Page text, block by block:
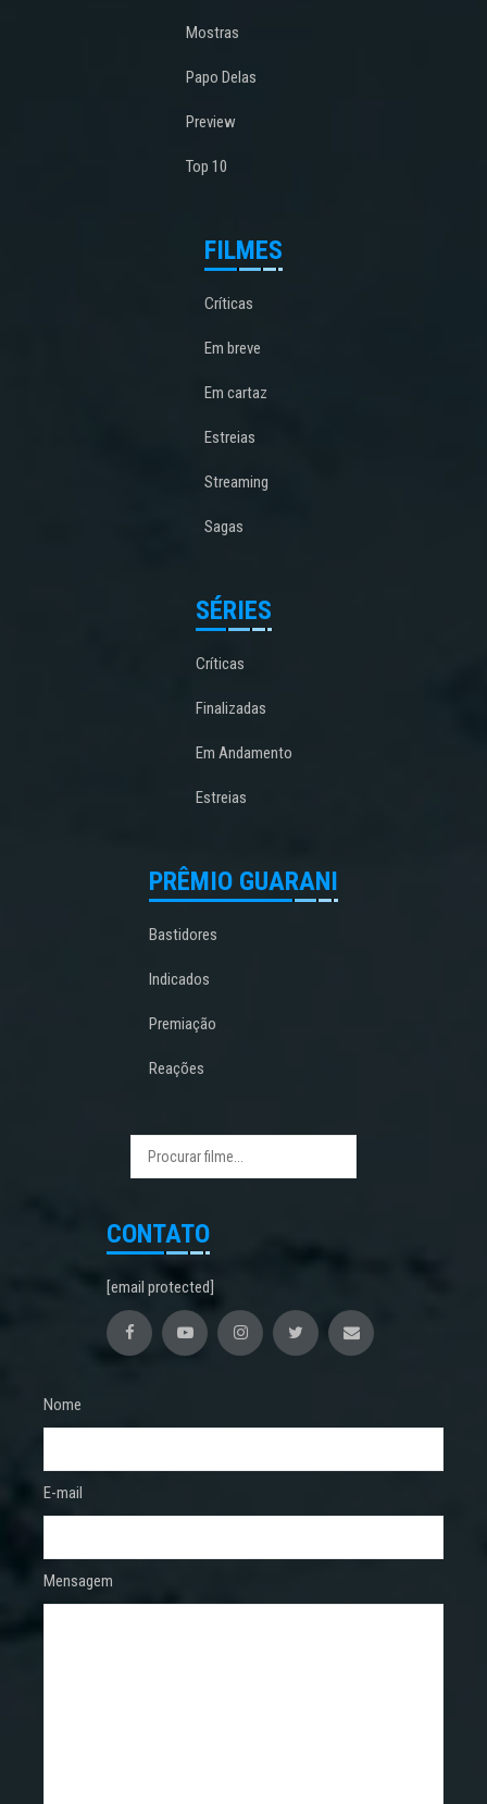
Mostras
Papo Delas
Preview
Top 10
FILMES
Críticas
Em breve
Em cartaz
Estreias
Streaming
Sagas
SÉRIES
Críticas
Finalizadas
Em Andamento
Estreias
PRÊMIO GUARANI
Bastidores
Indicados
Premiação
Reações
CONTATO
[email protected]
Nome
E-mail
Mensagem